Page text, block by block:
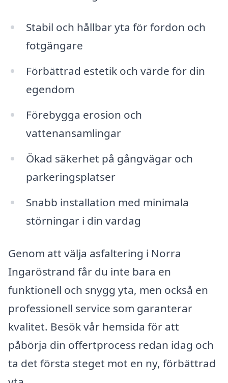
Stabil och hållbar yta för fordon och
fotgängare
Förbättrad estetik och värde för din
egendom
Förebygga erosion och
vattenansamlingar
Ökad säkerhet på gångvägar och
parkeringsplatser
Snabb installation med minimala
störningar i din vardag
Genom att välja asfaltering i Norra
Ingaröstrand får du inte bara en
funktionell och snygg yta, men också en
professionell service som garanterar
kvalitet. Besök vår hemsida för att
påbörja din offertprocess redan idag och
ta det första steget mot en ny, förbättrad